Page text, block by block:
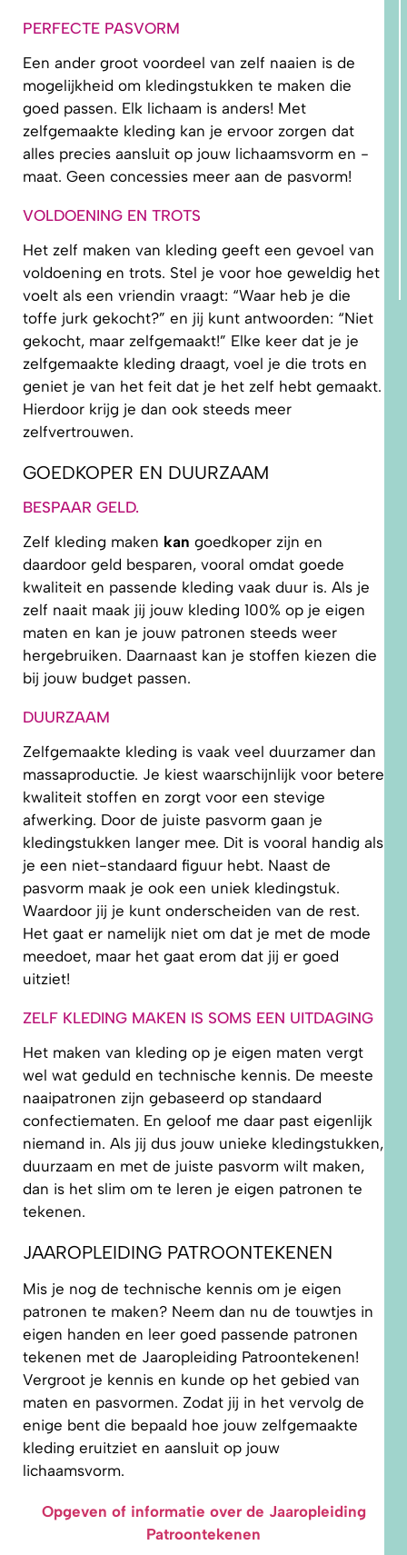
PERFECTE PASVORM
Een ander groot voordeel van zelf naaien is de
mogelijkheid om kledingstukken te maken die
goed passen. Elk lichaam is anders! Met
zelfgemaakte kleding kan je ervoor zorgen dat
alles precies aansluit op jouw lichaamsvorm en -
maat. Geen concessies meer aan de pasvorm!
VOLDOENING EN TROTS
Het zelf maken van kleding geeft een gevoel van
voldoening en trots. Stel je voor hoe geweldig het
voelt als een vriendin vraagt: “Waar heb je die
toffe jurk gekocht?” en jij kunt antwoorden: “Niet
gekocht, maar zelfgemaakt!” Elke keer dat je je
zelfgemaakte kleding draagt, voel je die trots en
geniet je van het feit dat je het zelf hebt gemaakt.
Hierdoor krijg je dan ook steeds meer
zelfvertrouwen.
GOEDKOPER EN DUURZAAM
BESPAAR GELD.
Zelf kleding maken kan goedkoper zijn en
daardoor geld besparen, vooral omdat goede
kwaliteit en passende kleding vaak duur is. Als je
zelf naait maak jij jouw kleding 100% op je eigen
maten en kan je jouw patronen steeds weer
hergebruiken. Daarnaast kan je stoffen kiezen die
bij jouw budget passen.
DUURZAAM
Zelfgemaakte kleding is vaak veel duurzamer dan
massaproductie. Je kiest waarschijnlijk voor betere
kwaliteit stoffen en zorgt voor een stevige
afwerking. Door de juiste pasvorm gaan je
kledingstukken langer mee. Dit is vooral handig als
je een niet-standaard figuur hebt. Naast de
pasvorm maak je ook een uniek kledingstuk.
Waardoor jij je kunt onderscheiden van de rest.
Het gaat er namelijk niet om dat je met de mode
meedoet, maar het gaat erom dat jij er goed
uitziet!
ZELF KLEDING MAKEN IS SOMS EEN UITDAGING
Het maken van kleding op je eigen maten vergt
wel wat geduld en technische kennis. De meeste
naaipatronen zijn gebaseerd op standaard
confectiematen. En geloof me daar past eigenlijk
niemand in. Als jij dus jouw unieke kledingstukken,
duurzaam en met de juiste pasvorm wilt maken,
dan is het slim om te leren je eigen patronen te
tekenen.
JAAROPLEIDING PATROONTEKENEN
Mis je nog de technische kennis om je eigen
patronen te maken? Neem dan nu de touwtjes in
eigen handen en leer goed passende patronen
tekenen met de Jaaropleiding Patroontekenen!
Vergroot je kennis en kunde op het gebied van
maten en pasvormen. Zodat jij in het vervolg de
enige bent die bepaald hoe jouw zelfgemaakte
kleding eruitziet en aansluit op jouw
lichaamsvorm.
Opgeven of informatie over de Jaaropleiding
Patroontekenen